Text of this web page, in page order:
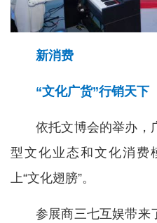
新消费
“文化广货”行销天下
依托文博会的举办，
型文化业态和文化消费
上“文化翅膀”。
参展商三七互娱带来